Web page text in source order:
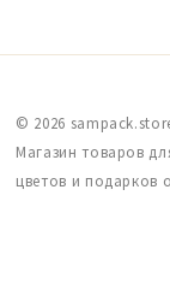
© 2026
Магазин товаров
цветов и подарков